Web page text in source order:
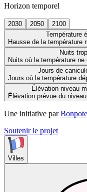
Horizon temporel
2030 2050
2100
Température
Hausse de la température
Nuits
Nuits où la température
Jours de
Jours où la température
Élévation niveau
Élévation prévue du
Une initiative par
Soutenir le projet
Villes